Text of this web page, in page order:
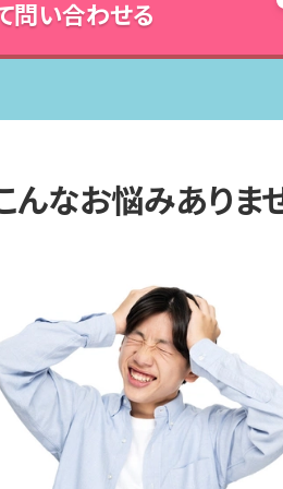
問い合わせる
んなお悩みありま